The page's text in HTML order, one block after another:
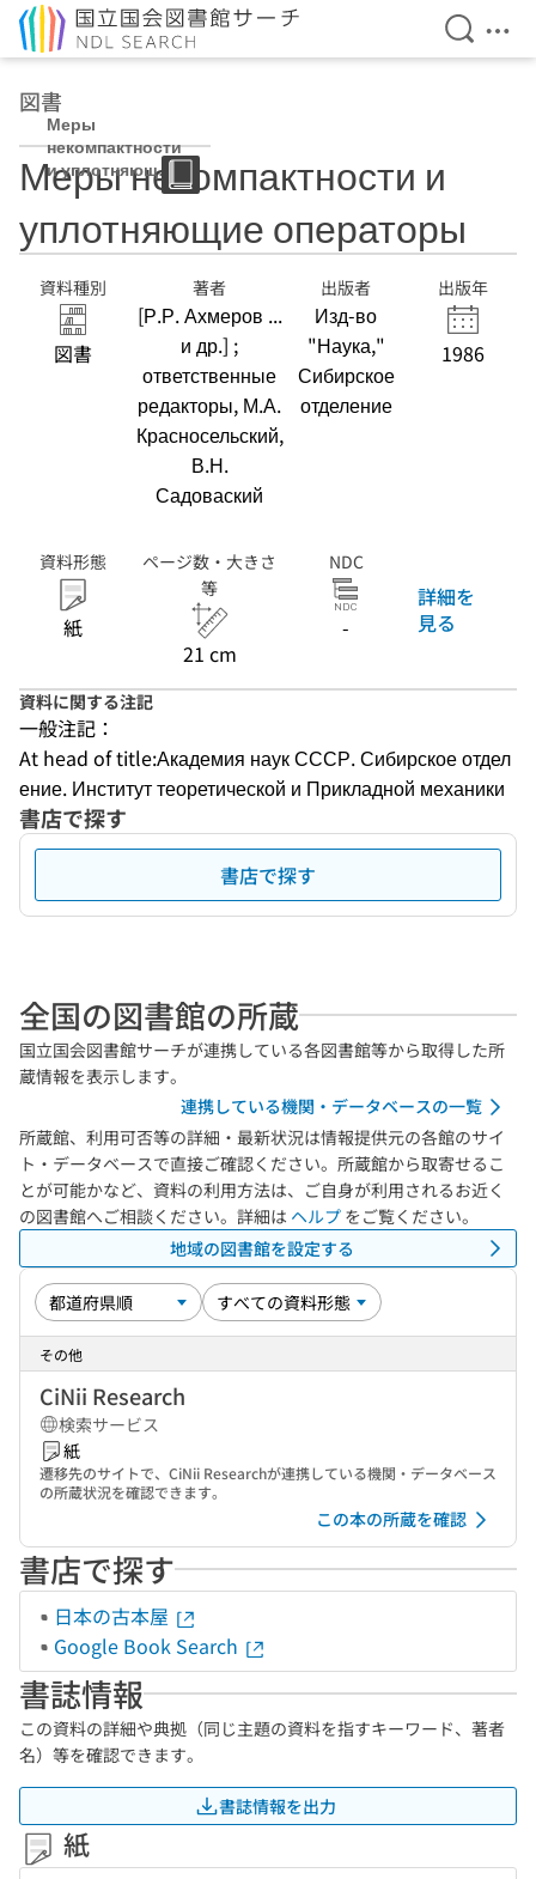
検索を
メ
図書
Меры
некомпактности
и уплотняющие
операторы
Меры некомпактности и
уплотняющие операторы
資料種別
図書
著者
[Р.Р. Ахмеров ...
и др.] ;
ответственные
редакторы, М.А.
Красносельский,
В.Н.
Садоваский
出版者
Изд-во
"Наука,"
Сибирское
отделение
出版年
1986
資料形態
紙
ページ数・大きさ
等
21 cm
NDC
-
詳細を
見る
資料に関する注記
一般注記：
At head of title:Академия наук СССР. Сибирское отдел
ение. Институт теоретической и Прикладной механики
書店で探す
書店で探す
全国の図書館の所蔵
国立国会図書館サーチが連携している各図書館等から取得した所
蔵情報を表示します。
連携している機関・データベースの一覧
所蔵館、利用可否等の詳細・最新状況は情報提供元の各館のサイ
ト・データベースで直接ご確認ください。所蔵館から取寄せるこ
とが可能かなど、資料の利用方法は、ご自身が利用されるお近く
の図書館へご相談ください。詳細は ヘルプ をご覧ください。
地域の図書館を設定する
その他
CiNii Research
検索サービス
紙
遷移先のサイトで、CiNii Researchが連携している機関・データベース
の所蔵状況を確認できます。
この本の所蔵を確認
書店で探す
日本の古本屋
Google Book Search
書誌情報
この資料の詳細や典拠（同じ主題の資料を指すキーワード、著者
名）等を確認できます。
書誌情報を出力
紙